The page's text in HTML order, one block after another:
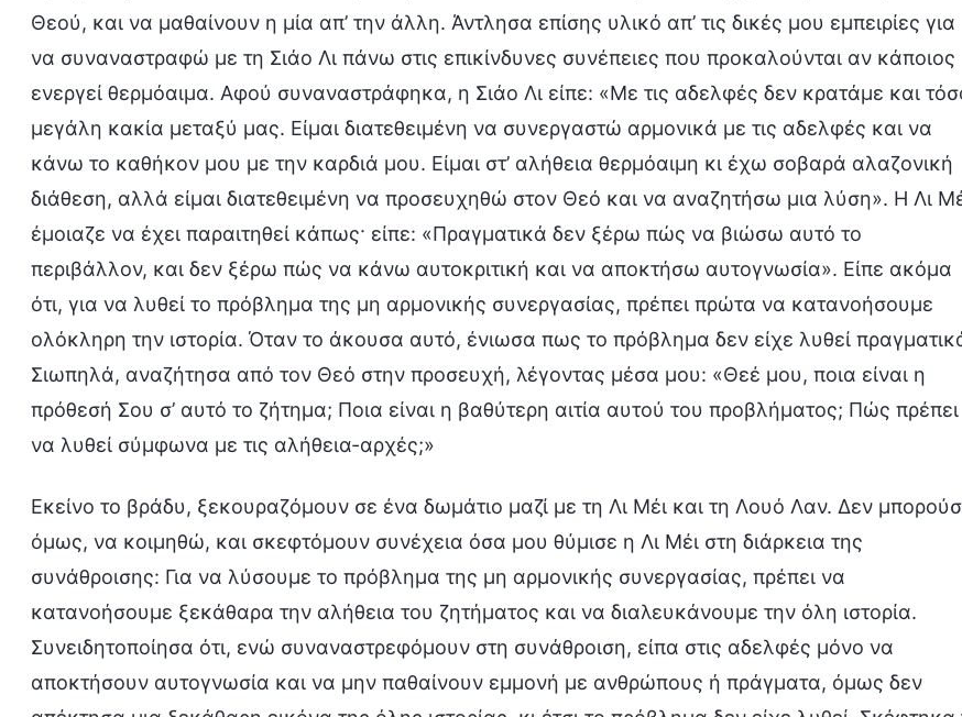
Θεού, και να μαθαίνουν η μία απ’ την άλλη. Άντλησα επίσης υλικό απ’ τις δικές μου εμπειρίες για
να συναναστραφώ με τη Σιάο Λι πάνω στις επικίνδυνες συνέπειες που προκαλούνται αν κάποιος
ενεργεί θερμόαιμα. Αφού συναναστράφηκα, η Σιάο Λι είπε: «Με τις αδελφές δεν κρατάμε και
μεγάλη κακία μεταξύ μας. Είμαι διατεθειμένη να συνεργαστώ αρμονικά με τις αδελφές και να
κάνω το καθήκον μου με την καρδιά μου. Είμαι στ’ αλήθεια θερμόαιμη κι έχω σοβαρά αλαζονική
διάθεση, αλλά είμαι διατεθειμένη να προσευχηθώ στον Θεό και να αναζητήσω μια λύση». Η Λι
έμοιαζε να έχει παραιτηθεί κάπως· είπε: «Πραγματικά δεν ξέρω πώς να βιώσω αυτό το
περιβάλλον, και δεν ξέρω πώς να κάνω αυτοκριτική και να αποκτήσω αυτογνωσία». Είπε ακόμα
ότι, για να λυθεί το πρόβλημα της μη αρμονικής συνεργασίας, πρέπει πρώτα να κατανοήσουμε
ολόκληρη την ιστορία. Όταν το άκουσα αυτό, ένιωσα πως το πρόβλημα δεν είχε λυθεί
Σιωπηλά, αναζήτησα από τον Θεό στην προσευχή, λέγοντας μέσα μου: «Θεέ μου, ποια είναι η
πρόθεσή Σου σ’ αυτό το ζήτημα; Ποια είναι η βαθύτερη αιτία αυτού του προβλήματος; Πώς πρέπει
να λυθεί σύμφωνα με τις αλήθεια-αρχές;»
Εκείνο το βράδυ, ξεκουραζόμουν σε ένα δωμάτιο μαζί με τη Λι Μέι και τη Λουό Λαν. Δεν
όμως, να κοιμηθώ, και σκεφτόμουν συνέχεια όσα μου θύμισε η Λι Μέι στη διάρκεια της
συνάθροισης: Για να λύσουμε το πρόβλημα της μη αρμονικής συνεργασίας, πρέπει να
κατανοήσουμε ξεκάθαρα την αλήθεια του ζητήματος και να διαλευκάνουμε την όλη ιστορία.
Συνειδητοποίησα ότι, ενώ συναναστρεφόμουν στη συνάθροιση, είπα στις αδελφές μόνο να
αποκτήσουν αυτογνωσία και να μην παθαίνουν εμμονή με ανθρώπους ή πράγματα, όμως δεν